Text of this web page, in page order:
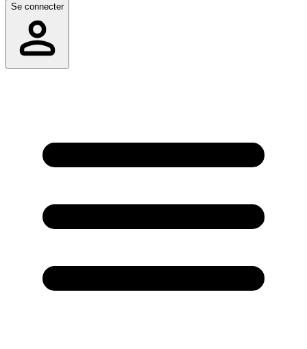
Se connecter